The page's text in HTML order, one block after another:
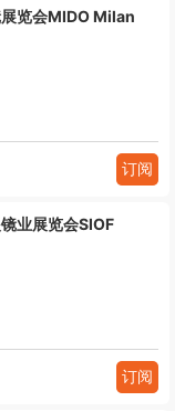
览会MIDO Milan
订阅
业展览会SIOF
订阅